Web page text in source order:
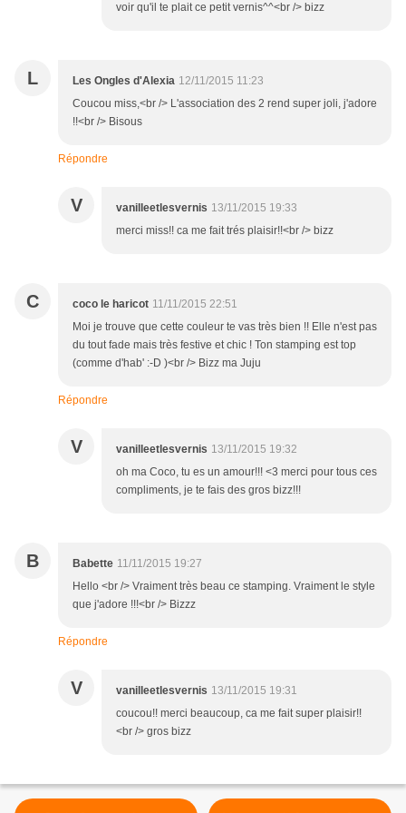
voir qu'il te plait ce petit vernis^^<br /> bizz
L Les Ongles d'Alexia 12/11/2015 11:23
Coucou miss,<br /> L'association des 2 rend super joli, j'adore
!!<br /> Bisous
Répondre
V vanilleetlesvernis 13/11/2015 19:33
merci miss!! ca me fait trés plaisir!!<br /> bizz
C coco le haricot 11/11/2015 22:51
Moi je trouve que cette couleur te vas très bien !! Elle n'est pas
du tout fade mais très festive et chic ! Ton stamping est top
(comme d'hab' :-D )<br /> Bizz ma Juju
Répondre
V vanilleetlesvernis 13/11/2015 19:32
oh ma Coco, tu es un amour!!! <3 merci pour tous ces
compliments, je te fais des gros bizz!!!
B Babette 11/11/2015 19:27
Hello <br /> Vraiment très beau ce stamping. Vraiment le style
que j'adore !!!<br /> Bizzz
Répondre
V vanilleetlesvernis 13/11/2015 19:31
coucou!! merci beaucoup, ca me fait super plaisir!!
<br /> gros bizz